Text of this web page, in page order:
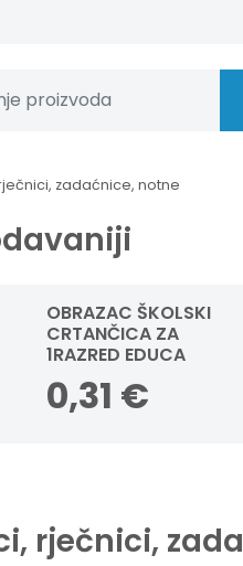
zadaćnice, notne
OBRAZAC ŠKOLSKI
CRTANČICA ZA
1RAZRED EDUCA
0,31 €
rječnici,